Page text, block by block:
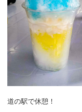
道の駅で休憩！